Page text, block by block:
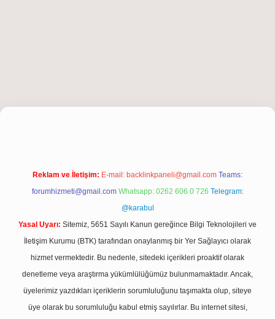
Reklam ve İletişim: E-mail: backlinkpaneli@gmail.com Teams:
forumhizmeti@gmail.com Whatsapp: 0262 606 0 726 Telegram:
@karabul
Yasal Uyarı: Sitemiz, 5651 Sayılı Kanun gereğince Bilgi Teknolojileri ve
İletişim Kurumu (BTK) tarafından onaylanmış bir Yer Sağlayıcı olarak
hizmet vermektedir. Bu nedenle, sitedeki içerikleri proaktif olarak
denetleme veya araştırma yükümlülüğümüz bulunmamaktadır. Ancak,
üyelerimiz yazdıkları içeriklerin sorumluluğunu taşımakta olup, siteye
üye olarak bu sorumluluğu kabul etmiş sayılırlar. Bu internet sitesi,